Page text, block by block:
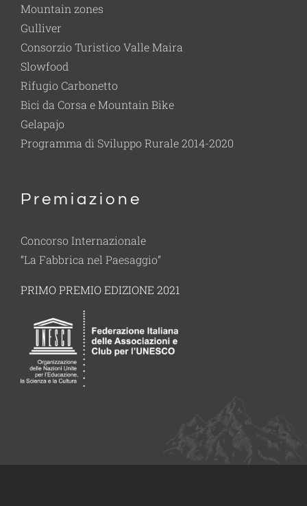
Mountain zones
Gulliver
Consorzio Turistico Valle Maira
Slowfood
Rifugio Carbonetto
Bici da Corsa e Mountain Bike
Gelapajo
Programma di Sviluppo Rurale 2014-2020
Premiazione
Concorso Internazionale
“La Fabbrica nel Paesaggio”
PRIMO PREMIO EDIZIONE 2021